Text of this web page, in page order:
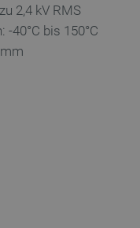
2,4 kV RMS
40°C bis 150°C
PHPSESSID